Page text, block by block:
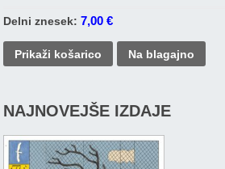
Delni znesek: 7,00€
Prikaži košarico Na blagajno
NAJNOVEJŠE IZDAJE